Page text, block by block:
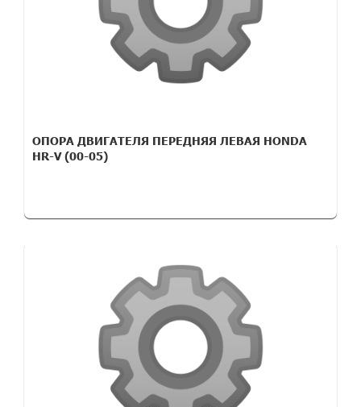
ОПОРА ДВИГАТЕЛЯ ПЕРЕДНЯЯ ЛЕВАЯ HONDA
HR-V (00-05)